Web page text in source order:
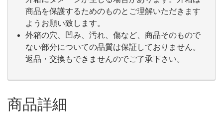
商品を保護するためのものとご理解いただきます
ようお願い致します。
外箱の穴、凹み、汚れ、傷など、商品そのもので
ない部分についての品質は保証しておりません。
返品・交換もできませんのでご了承下さい。
商品詳細